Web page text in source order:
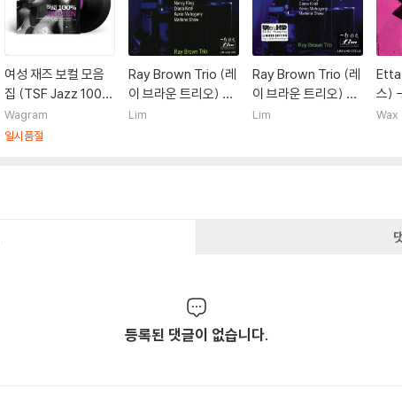
여성 재즈 보컬 모음
집 (TSF Jazz 100%
Women) [2LP]
Wagram
일시품절
Ray Brown Trio (레
이 브라운 트리오) -
Some of My Best
Lim
Ray Brown Trio (레
이 브라운 트리오) -
Some of My Best
Lim
Etta
스)
Wax
등록된 댓글이 없습니다.